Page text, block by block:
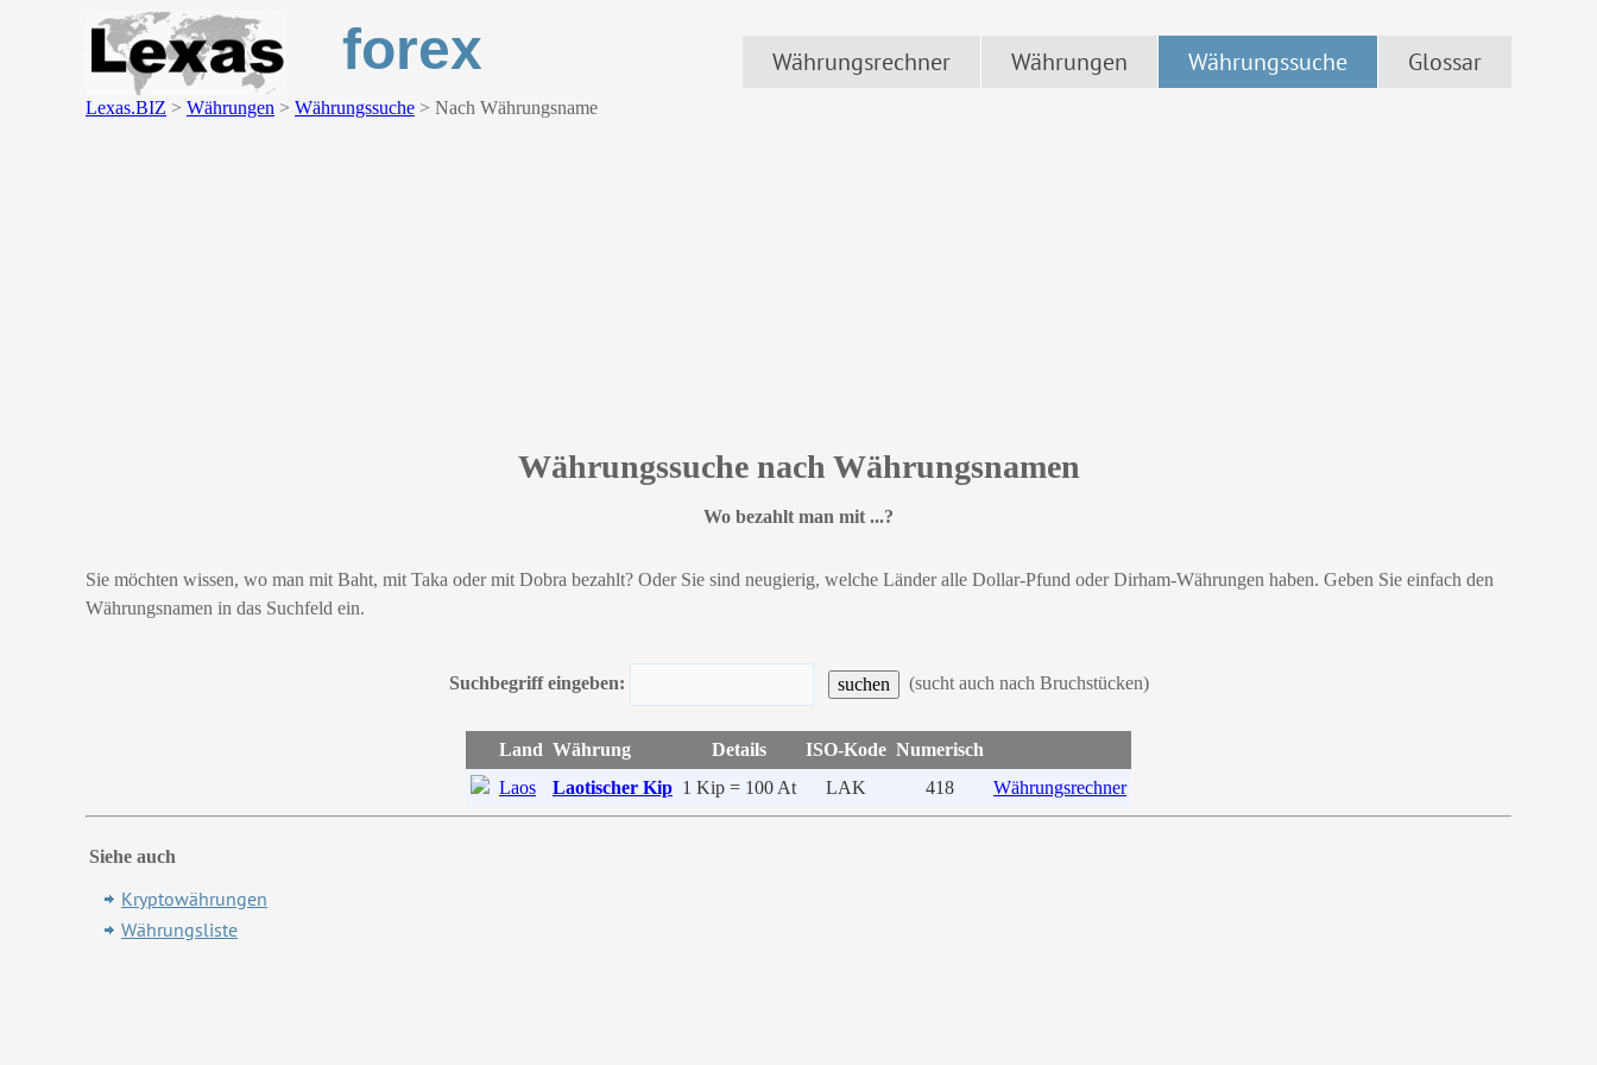
forex Währungsrechner Währungen Währungssuche Glossar
Lexas.BIZ > Währungen > Währungssuche > Nach Währungsname
Währungssuche nach Währungsnamen
Wo bezahlt man mit ...?
Sie möchten wissen, wo man mit Baht, mit Taka oder mit Dobra bezahlt? Oder Sie sind neugierig, welche Länder alle Dollar-Pfund oder Dirham-Währungen haben. Geben Sie einfach den
Währungsnamen in das Suchfeld ein.
Suchbegriff eingeben: (sucht auch nach Bruchstücken)
Land Währung Details ISO-Kode Numerisch
Laos
Laotischer Kip 1 Kip = 100 At LAK 418 Währungsrechner
Siehe auch
Kryptowährungen
Währungsliste